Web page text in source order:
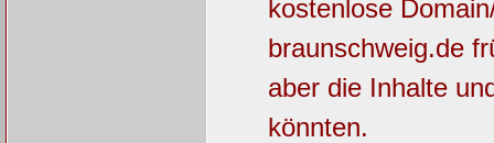
kostenlose
braunschweig.de
aber die Inhalte
könnten.